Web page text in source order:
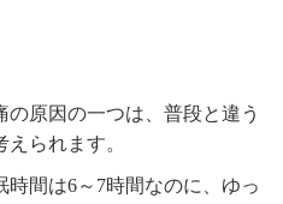
原因の一つは、普段と違う
られます。
間は6～7時間なのに、ゆっ